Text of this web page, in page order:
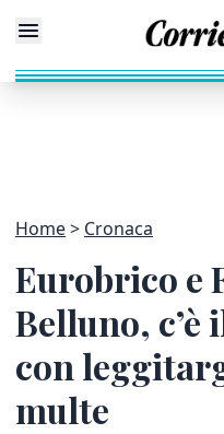
Home Cronaca
Eurobrico e
Belluno,
con
multe